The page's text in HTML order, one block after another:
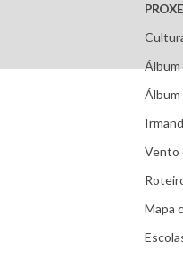
Álbum
Álbum
Vento
Mapa